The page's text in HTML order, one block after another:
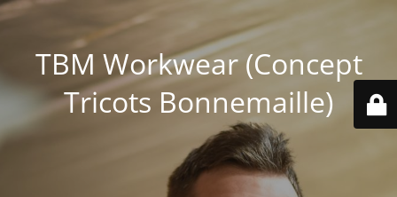
TBM Workwear (Concept
Tricots Bonnemaille)